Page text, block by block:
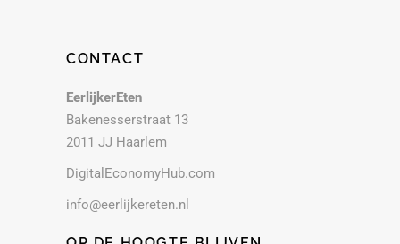
CONTACT
EerlijkerEten
Bakenesserstraat 13
2011 JJ Haarlem
DigitalEconomyHub.com
info@eerlijkereten.nl